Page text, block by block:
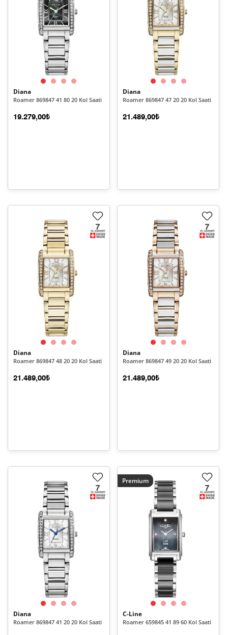
Diana
Roamer 869847 41 80 20 Kol Saati
19.279,00₺
Diana
Roamer 869847 47 20 20 Kol Saati
21.489,00₺
Diana
Roamer 869847 48 20 20 Kol Saati
21.489,00₺
Diana
Roamer 869847 49 20 20 Kol Saati
21.489,00₺
Diana
Roamer 869847 41 20 20 Kol Saati
Premium
C-Line
Roamer 659845 41 89 60 Kol Saati